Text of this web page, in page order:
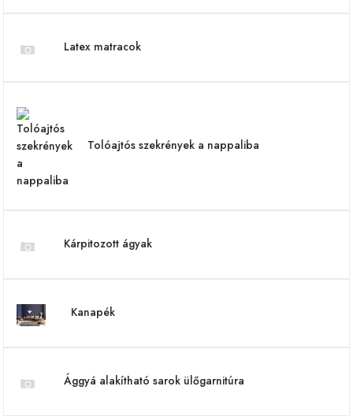
Latex matracok
Tolóajtós szekrények a nappaliba
Kárpitozott ágyak
Kanapék
Ággyá alakítható sarok ülőgarnitúra